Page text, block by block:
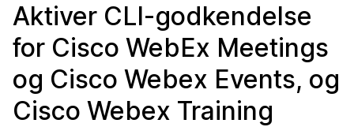
Aktiver CLI-godkendelse
for Cisco WebEx Meetings
og Cisco Webex Events, og
Cisco Webex Training